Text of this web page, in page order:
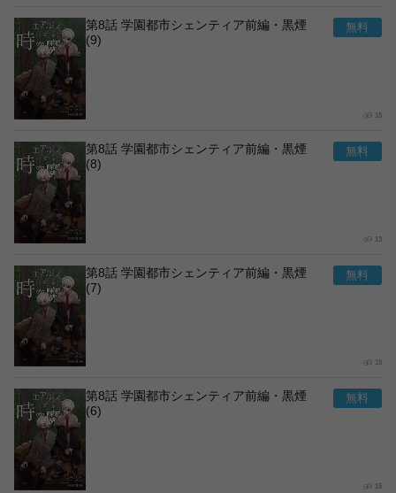
第8話 学園都市シェンティア前編・黒煙
(9)
15
第8話 学園都市シェンティア前編・黒煙
(8)
13
第8話 学園都市シェンティア前編・黒煙
(7)
15
第8話 学園都市シェンティア前編・黒煙
(6)
15